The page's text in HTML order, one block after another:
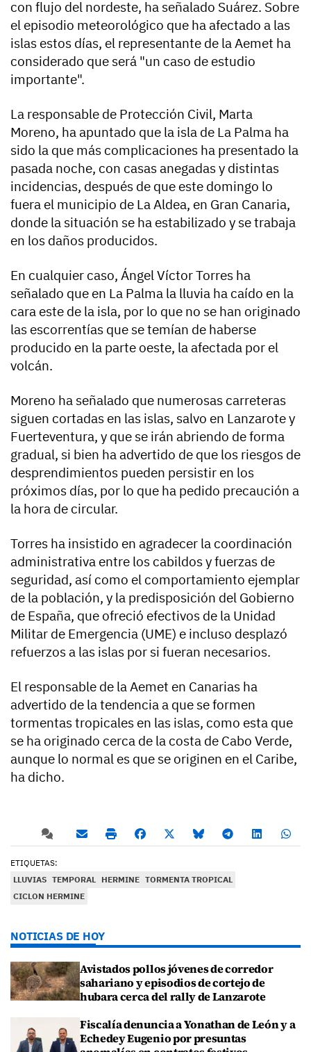
con flujo del nordeste, ha señalado Suárez. Sobre
el episodio meteorológico que ha afectado a las
islas estos días, el representante de la Aemet ha
considerado que será "un caso de estudio
importante".
La responsable de Protección Civil, Marta
Moreno, ha apuntado que la isla de La Palma ha
sido la que más complicaciones ha presentado la
pasada noche, con casas anegadas y distintas
incidencias, después de que este domingo lo
fuera el municipio de La Aldea, en Gran Canaria,
donde la situación se ha estabilizado y se trabaja
en los daños producidos.
En cualquier caso, Ángel Víctor Torres ha
señalado que en La Palma la lluvia ha caído en la
cara este de la isla, por lo que no se han originado
las escorrentías que se temían de haberse
producido en la parte oeste, la afectada por el
volcán.
Moreno ha señalado que numerosas carreteras
siguen cortadas en las islas, salvo en Lanzarote y
Fuerteventura, y que se irán abriendo de forma
gradual, si bien ha advertido de que los riesgos de
desprendimientos pueden persistir en los
próximos días, por lo que ha pedido precaución a
la hora de circular.
Torres ha insistido en agradecer la coordinación
administrativa entre los cabildos y fuerzas de
seguridad, así como el comportamiento ejemplar
de la población, y la predisposición del Gobierno
de España, que ofreció efectivos de la Unidad
Militar de Emergencia (UME) e incluso desplazó
refuerzos a las islas por si fueran necesarios.
El responsable de la Aemet en Canarias ha
advertido de la tendencia a que se formen
tormentas tropicales en las islas, como esta que
se ha originado cerca de la costa de Cabo Verde,
aunque lo normal es que se originen en el Caribe,
ha dicho.
ETIQUETAS:
LLUVIAS TEMPORAL HERMINE TORMENTA TROPICAL
CICLON HERMINE
NOTICIAS DE HOY
Avistados pollos jóvenes de corredor
sahariano y episodios de cortejo de
hubara cerca del rally de Lanzarote
Fiscalía denuncia a Yonathan de León y a
Echedey Eugenio por presuntas